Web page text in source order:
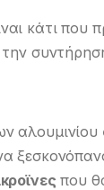
κάτι που
αλουμινίου
που